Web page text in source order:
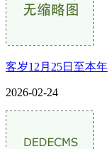
客岁12月25日至本年
2026-02-24